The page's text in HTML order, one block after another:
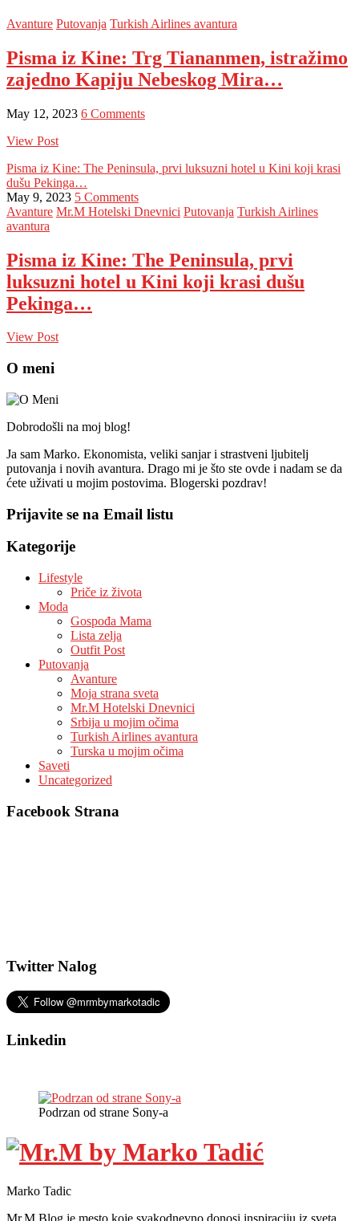
Avanture Putovanja Turkish Airlines avantura
Pisma iz Kine: Trg Tiananmen, istražimo
zajedno Kapiju Nebeskog Mira…
May 12, 2023 6 Comments
View Post
Pisma iz Kine: The Peninsula, prvi luksuzni hotel u Kini koji krasi
dušu Pekinga…
May 9, 2023 5 Comments
Avanture Mr.M Hotelski Dnevnici Putovanja Turkish Airlines
avantura
Pisma iz Kine: The Peninsula, prvi
luksuzni hotel u Kini koji krasi dušu
Pekinga…
View Post
O meni
Dobrodošli na moj blog!
Ja sam Marko. Ekonomista, veliki sanjar i strastveni ljubitelj
putovanja i novih avantura. Drago mi je što ste ovde i nadam se da
ćete uživati u mojim postovima. Blogerski pozdrav!
Prijavite se na Email listu
Kategorije
Lifestyle
Priče iz života
Moda
Gospođa Mama
Lista zelja
Outfit Post
Putovanja
Avanture
Moja strana sveta
Mr.M Hotelski Dnevnici
Srbija u mojim očima
Turkish Airlines avantura
Turska u mojim očima
Saveti
Uncategorized
Facebook Strana
Twitter Nalog
Linkedin
Podrzan od strane Sony-a
Marko Tadic